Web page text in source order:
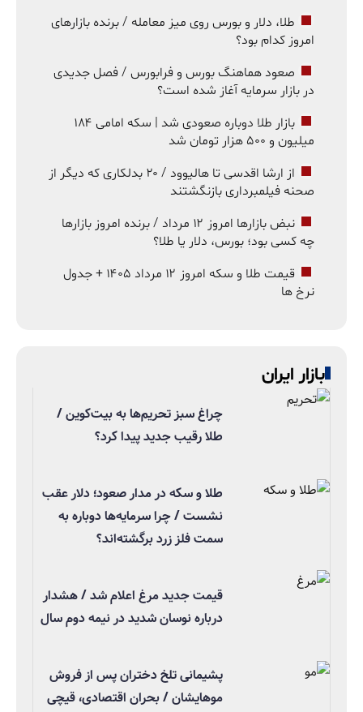
طلا، دلار و بورس روی میز معامله / برنده بازارهای
امروز کدام بود؟
صعود هماهنگ بورس و فرابورس / فصل جدیدی
در بازار سرمایه آغاز شده است؟
بازار طلا دوباره صعودی شد | سکه امامی ۱۸۴
میلیون و ۵۰۰ هزار تومان شد
از ارشا اقدسی تا هالیوود / ۲۰ بدلکاری که دیگر از
صحنه فیلمبرداری بازنگشتند
نبض بازارها امروز ۱۲ مرداد / برنده امروز بازارها
چه کسی بود؛ بورس، دلار یا طلا؟
قیمت طلا و سکه امروز ۱۲ مرداد ۱۴۰۵ + جدول
نرخ ها
بازار ایران
چراغ سبز تحریم‌ها به بیت‌کوین /
طلا رقیب جدید پیدا کرد؟
طلا و سکه در مدار صعود؛ دلار عقب
نشست / چرا سرمایه‌ها دوباره به
سمت فلز زرد برگشته‌اند؟
قیمت جدید مرغ اعلام شد / هشدار
درباره نوسان شدید در نیمه دوم سال
پشیمانی تلخ دختران پس از فروش
موهایشان / بحران اقتصادی، قیچی